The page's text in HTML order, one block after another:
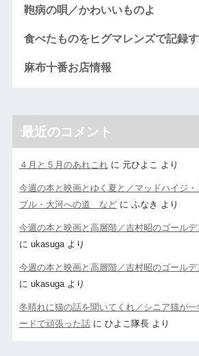
鞄病の唄／かわいいものよ
食べたものをヒグマレンズで記録
麻布十番お店情報
最近のコメント
４月と５月のあれこれに 元ひよこ より
今週の本と映画とゆく夏と／マッドハイジ
ブル・大河への道 などに ふなき より
今週の本と映画と高層階／吉村昭のゴールデ
に ukasugaより
今週の本と映画と高層階／吉村昭のゴールデ
に ukasugaより
冬晴れに猫の話を聞いてくれ／シニア猫が
ードで頑張った話に ひよこ隊長より